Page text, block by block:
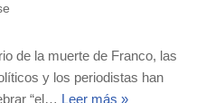
de la muerte de Franco, las
y los periodistas han
“el… Leer más »